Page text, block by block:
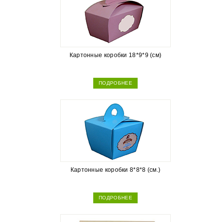
Картонные коробки 18*9*9 (см)
ПОДРОБНЕЕ
Картонные коробки 8*8*8 (см.)
ПОДРОБНЕЕ